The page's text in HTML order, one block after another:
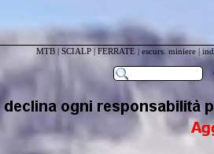
MTB SCIALP |FERRATE escurs. miniere